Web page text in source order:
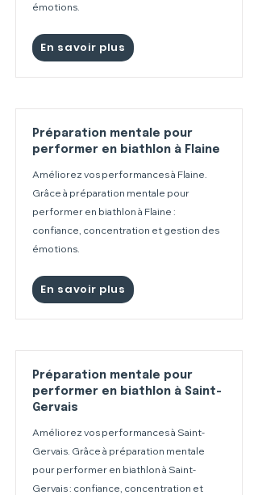
émotions.
En savoir plus
Préparation mentale pour
performer en biathlon à Flaine
Améliorez vos performances à Flaine.
Grâce à préparation mentale pour
performer en biathlon à Flaine :
confiance, concentration et gestion des
émotions.
En savoir plus
Préparation mentale pour
performer en biathlon à Saint-
Gervais
Améliorez vos performances à Saint-
Gervais. Grâce à préparation mentale
pour performer en biathlon à Saint-
Gervais : confiance, concentration et